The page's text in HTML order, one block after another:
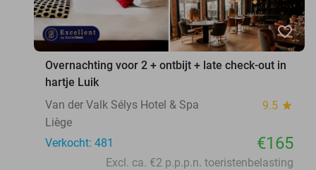
favorite_border
Overnachting voor 2 + ontbijt + late check-out in
hartje Luik
Van der Valk Sélys Hotel & Spa
9.5 star
Liège
Verkocht: 481
€165
Excl. ca. €2 p.p.p.n. toeristenbelasting